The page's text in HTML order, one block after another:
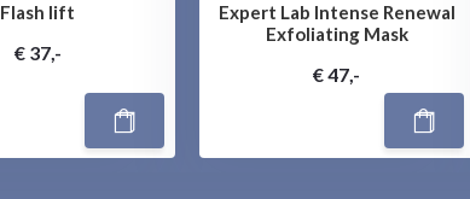
Flash lift
€ 37,-
Expert Lab Intense Renewal
Exfoliating Mask
€ 47,-